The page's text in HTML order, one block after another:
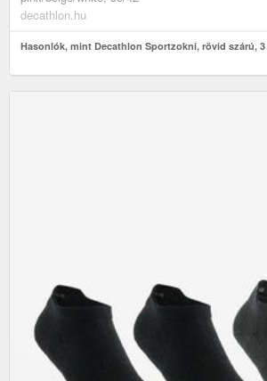
decathlon.hu
Hasonlók, mint Decathlon Sportzokni, rövid szárú, 3